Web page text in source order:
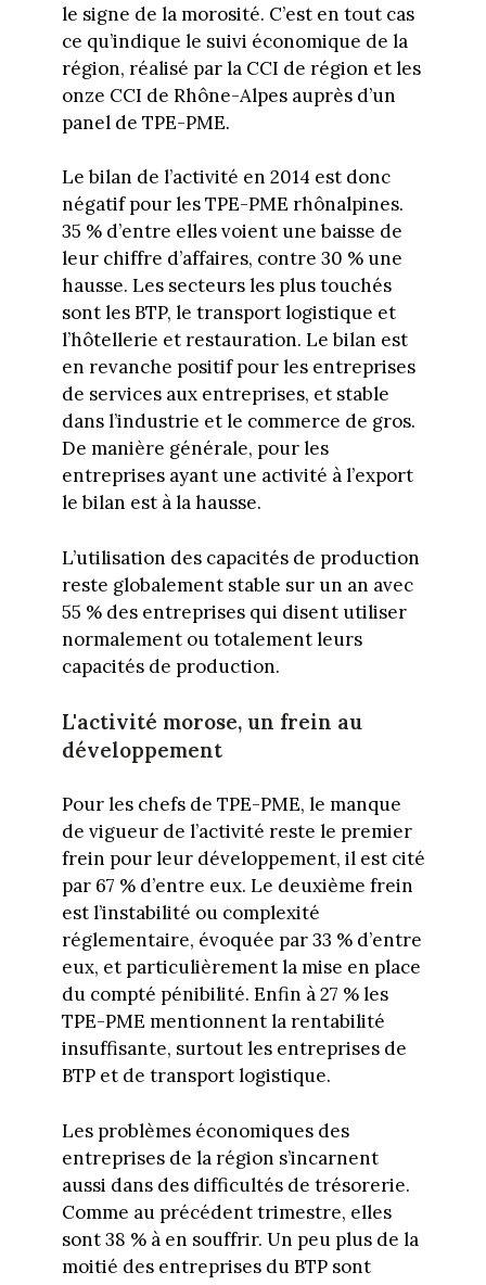
le signe de la morosité. C’est en tout cas
ce qu’indique le suivi économique de la
région, réalisé par la CCI de région et les
onze CCI de Rhône-Alpes auprès d’un
panel de TPE-PME.
Le bilan de l’activité en 2014 est donc
négatif pour les TPE-PME rhônalpines.
35 % d’entre elles voient une baisse de
leur chiffre d’affaires, contre 30 % une
hausse. Les secteurs les plus touchés
sont les BTP, le transport logistique et
l’hôtellerie et restauration. Le bilan est
en revanche positif pour les entreprises
de services aux entreprises, et stable
dans l’industrie et le commerce de gros.
De manière générale, pour les
entreprises ayant une activité à l’export
le bilan est à la hausse.
L’utilisation des capacités de production
reste globalement stable sur un an avec
55 % des entreprises qui disent utiliser
normalement ou totalement leurs
capacités de production.
L'activité morose, un frein au
développement
Pour les chefs de TPE-PME, le manque
de vigueur de l’activité reste le premier
frein pour leur développement, il est cité
par 67 % d’entre eux. Le deuxième frein
est l’instabilité ou complexité
réglementaire, évoquée par 33 % d’entre
eux, et particulièrement la mise en place
du compté pénibilité. Enfin à 27 % les
TPE-PME mentionnent la rentabilité
insuffisante, surtout les entreprises de
BTP et de transport logistique.
Les problèmes économiques des
entreprises de la région s’incarnent
aussi dans des difficultés de trésorerie.
Comme au précédent trimestre, elles
sont 38 % à en souffrir. Un peu plus de la
moitié des entreprises du BTP sont